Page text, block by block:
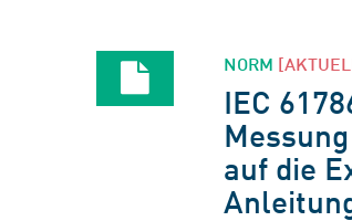
NORM
IEC
auf die